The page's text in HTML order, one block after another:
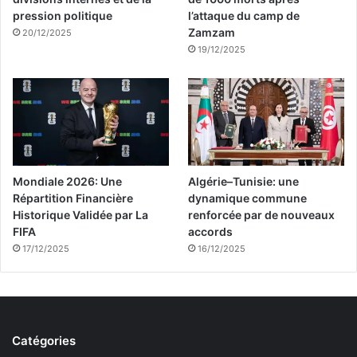
pression politique
20/12/2025
l’attaque du camp de
Zamzam
19/12/2025
Mondiale 2026: Une
Répartition Financière
Historique Validée par La
FIFA
17/12/2025
Algérie–Tunisie: une
dynamique commune
renforcée par de nouveaux
accords
16/12/2025
Catégories